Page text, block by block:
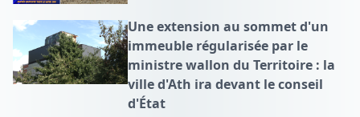
Une extension au sommet d'un
immeuble régularisée par le
ministre wallon du Territoire : la
ville d'Ath ira devant le conseil
d'État